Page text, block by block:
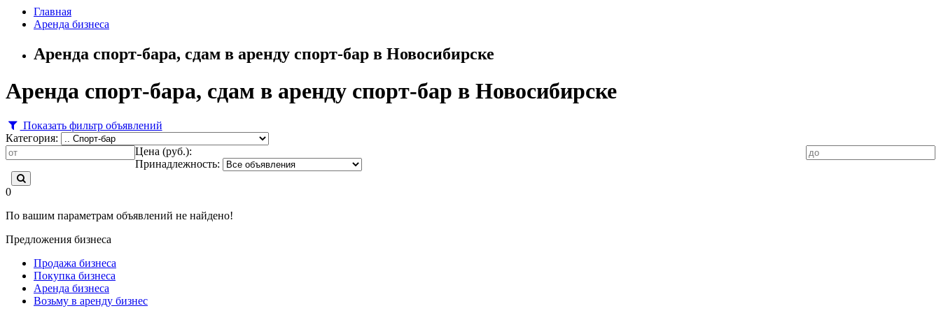
Главная
Аренда бизнеса
Аренда спорт-бара, сдам в аренду спорт-бар в Новосибирске
Аренда спорт-бара, сдам в аренду спорт-бар в Новосибирске
Показать фильтр объявлений
Категория:
Цена (руб.):
Принадлежность:
0
По вашим параметрам объявлений не найдено!
Предложения бизнеса
Продажа бизнеса
Покупка бизнеса
Аренда бизнеса
Возьму в аренду бизнес